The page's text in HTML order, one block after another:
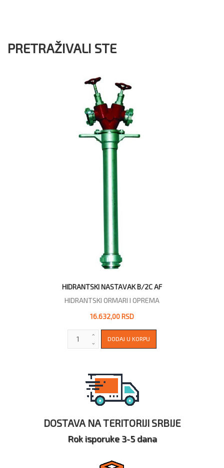
PRETRAŽIVALI STE
HIDRANTSKI NASTAVAK B/2C AF
HIDRANTSKI ORMARI I OPREMA
16.632,00 RSD
DOSTAVA NA TERITORIJI SRBIJE
Rok isporuke 3-5 dana